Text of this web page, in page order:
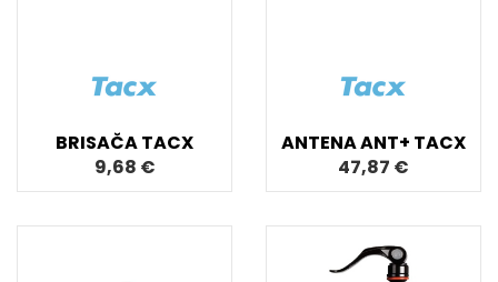
BRISAČA TACX
9,68 €
ANTENA ANT+ TACX
47,87 €